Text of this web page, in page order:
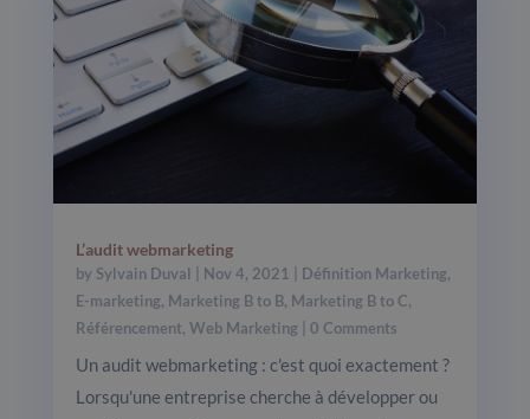
L’audit webmarketing
by Sylvain Duval Nov 4, 2021 Définition Marketing,
E-marketing, Marketing B to B, Marketing B to C,
Référencement, Web Marketing | 0 Comments
Un audit webmarketing : c'est quoi exactement ?
Lorsqu'une entreprise cherche à développer ou